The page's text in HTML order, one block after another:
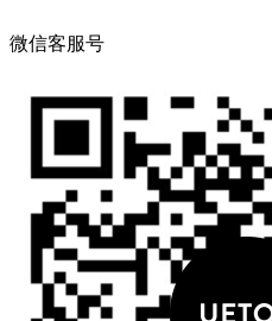
微信客服号